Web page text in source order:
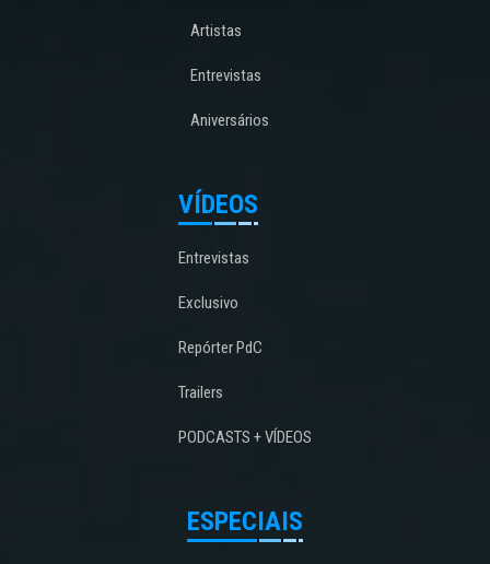
Artistas
Entrevistas
Aniversários
VÍDEOS
Entrevistas
Exclusivo
Repórter PdC
Trailers
PODCASTS + VÍDEOS
ESPECIAIS